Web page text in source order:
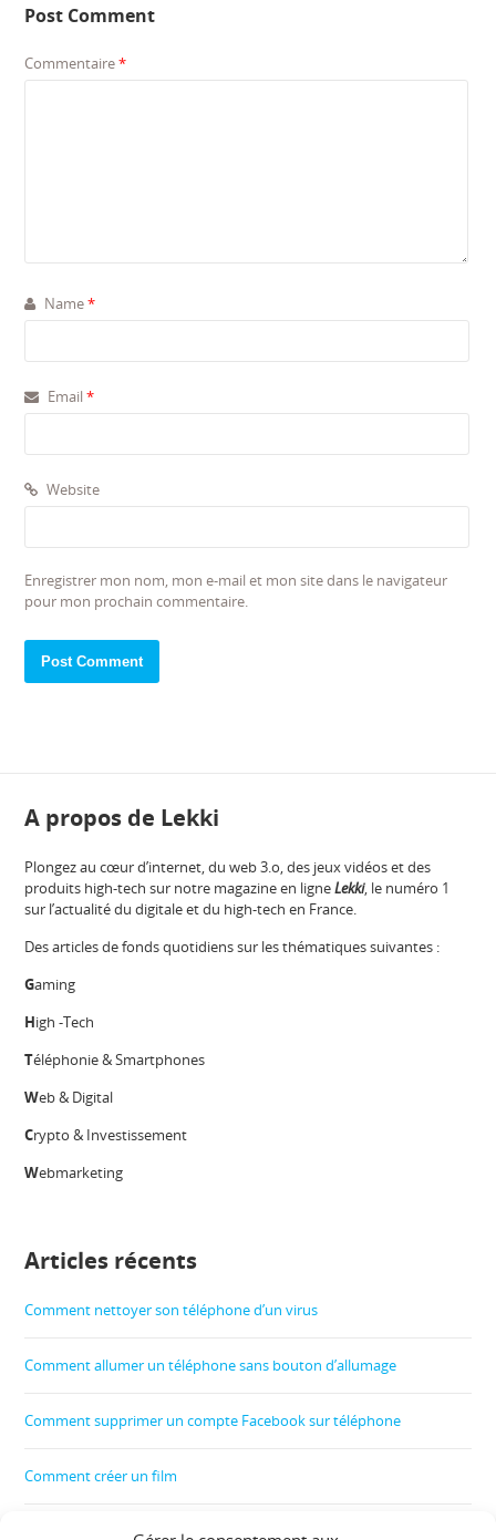
Post Comment
Commentaire*
Name*
Email*
Website
Enregistrer mon nom, mon e-mail et mon site dans le navigateur
pour mon prochain commentaire.
A propos de Lekki
Plongez au cœur d’internet, du web 3.o, des jeux vidéos et des
produits high-tech sur notre magazine en ligneLekki, le numéro 1
sur l’actualité du digitale et du high-tech en France.
Des articles de fonds quotidiens sur les thématiques suivantes :
Gaming
High -Tech
Téléphonie & Smartphones
Web & Digital
Crypto & Investissement
Webmarketing
Articles récents
Comment nettoyer son téléphone d’un virus
Comment allumer un téléphone sans bouton d’allumage
Comment supprimer un compte Facebook sur téléphone
Comment créer un film
Comment contrôler le téléphone de son enfant